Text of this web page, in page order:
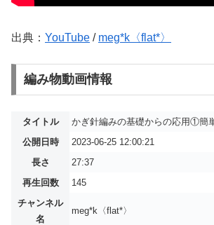
出典： YouTube / meg*k〈flat*〉
編み物動画情報
タイトル
かぎ針編みの基礎からの応用①簡
公開日時
2023-06-25 12:00:21
長さ
27:37
再生回数
145
チャンネル
名
meg*k〈flat*〉